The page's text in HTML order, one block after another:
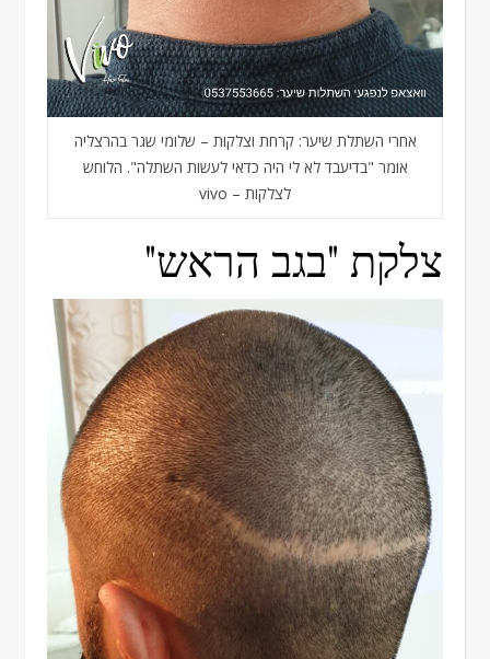
אחרי השתלת שיער: קרחת וצלקות – שלומי שגר בהרצליה
אומר "בדיעבד לא לי היה כדאי לעשות השתלה". הלוחש
לצלקות – vivo
צלקת "בגב הראש"